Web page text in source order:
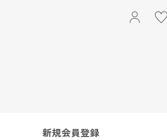
新規会員登録